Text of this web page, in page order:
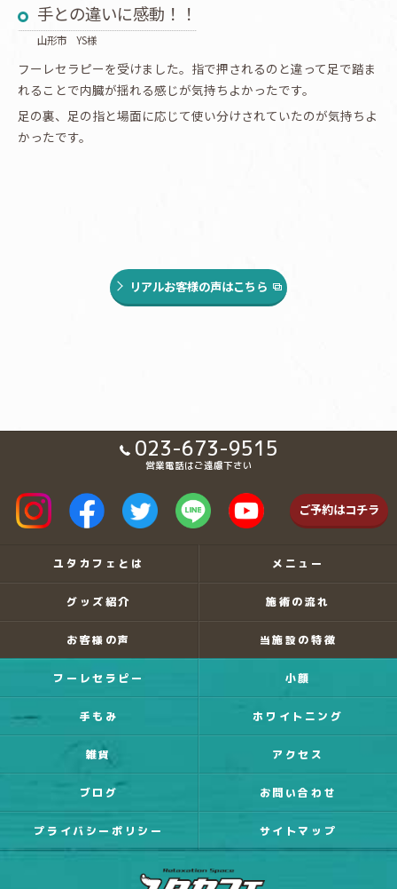
手との違いに感動！！
山形市 YS様
フーレセラピーを受けました。指で押されるのと違って足で踏ま
れることで内臓が揺れる感じが気持ちよかったです。
足の裏、足の指と場面に応じて使い分けされていたのが気持ちよ
かったです。
リアルお客様の声はこちら
023-673-9515
営業電話はご遠慮下さい
ご予約はコチラ
ユタカフェとは メニュー
グッズ紹介 施術の流れ
お客様の声 当施設の特徴
フーレセラピー 小顔
手もみ ホワイトニング
雑貨 アクセス
ブログ お問い合わせ
プライバシーポリシー サイトマップ